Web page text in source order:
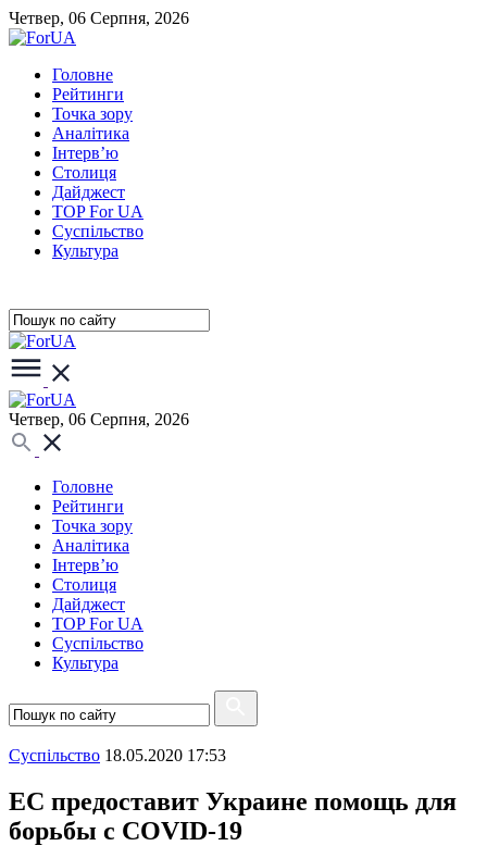
Четвер, 06 Серпня, 2026
Головне
Рейтинги
Точка зору
Аналітика
Інтерв’ю
Столиця
Дайджест
TOP For UA
Суспiльство
Культура
Четвер, 06 Серпня, 2026
Головне
Рейтинги
Точка зору
Аналітика
Інтерв’ю
Столиця
Дайджест
TOP For UA
Суспiльство
Культура
Суспiльство 18.05.2020 17:53
ЕС предоставит Украине помощь для
борьбы с COVID-19